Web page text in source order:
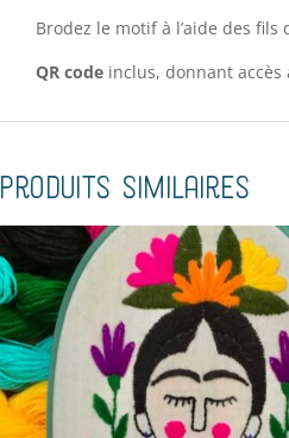
Brodez le motif à l’aide des
QR code inclus, donnant
Produits similaires